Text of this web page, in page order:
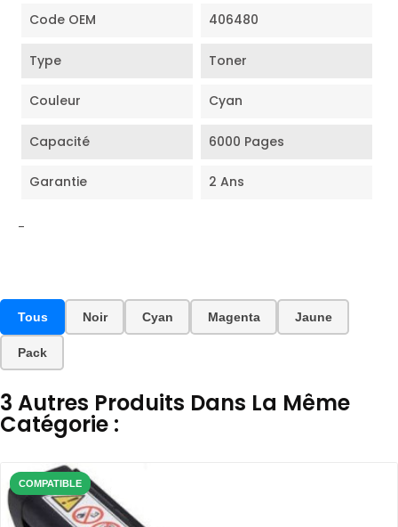
Code OEM 406480
Type Toner
Couleur Cyan
Capacité 6000 Pages
Garantie 2 Ans
-
Tous Noir Cyan Magenta Jaune
Pack
3 Autres Produits Dans La Même
Catégorie :
COMPATIBLE